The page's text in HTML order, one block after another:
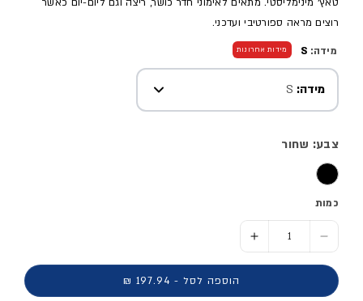
רוצים מראה ספורטיבי ועדכני.
מידה: S מידות אחרונות
מידה: S
צבע: שחור
כמות
הסר כמות ל- מכנסי ספורט קצרים - גברים
הוסף כמות ל- מכנסי ספורט קצרים - גברים
הוספה לסל - 197.94 ₪